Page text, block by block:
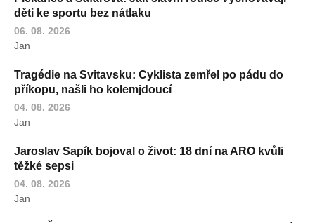
děti ke sportu bez nátlaku
06. 08. 2026
Jan
Tragédie na Svitavsku: Cyklista zemřel po pádu do
příkopu, našli ho kolemjdoucí
04. 08. 2026
Jan
Jaroslav Sapík bojoval o život: 18 dní na ARO kvůli
těžké sepsi
04. 08. 2026
Jan